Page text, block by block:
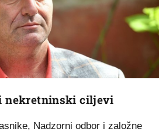
nekretninski ciljevi
Nadzorni odbor i založne